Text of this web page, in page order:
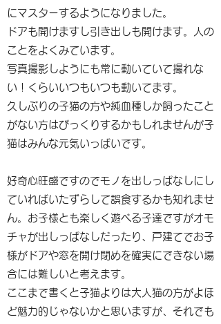
にマスターするようになりました。
ドアも開けますし引き出しも開けます。人の
ことをよくみています。
写真撮影しようにも常に動いていて撮れな
い！くらいいつもいつも動いてます。
久しぶりの子猫の方や純血種しか飼ったこと
がない方はびっくりするかもしれませんが子
猫はみんな元気いっぱいです。
好奇心旺盛ですのでモノを出しっぱなしにし
ていればいたずらして誤食するかも知れませ
ん。お子様とも楽しく遊べる子達ですがオモ
チャが出しっぱなしだったり、戸建てでお子
様がドアや窓を開け閉めを確実にできない場
合には難しいと考えます。
ここまで書くと子猫よりは大人猫の方がよほ
ど魅力的じゃないかと思いますが、それでも